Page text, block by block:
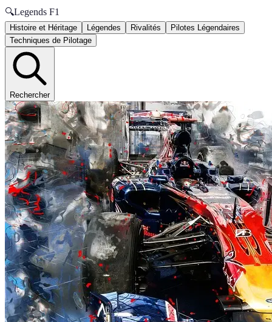
🔍Legends F1
Histoire et Héritage Légendes Rivalités
Pilotes Légendaires
Techniques de Pilotage
Rechercher